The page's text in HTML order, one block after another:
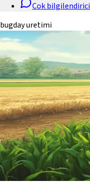
Cok bilgilendirici
bugday uretimi